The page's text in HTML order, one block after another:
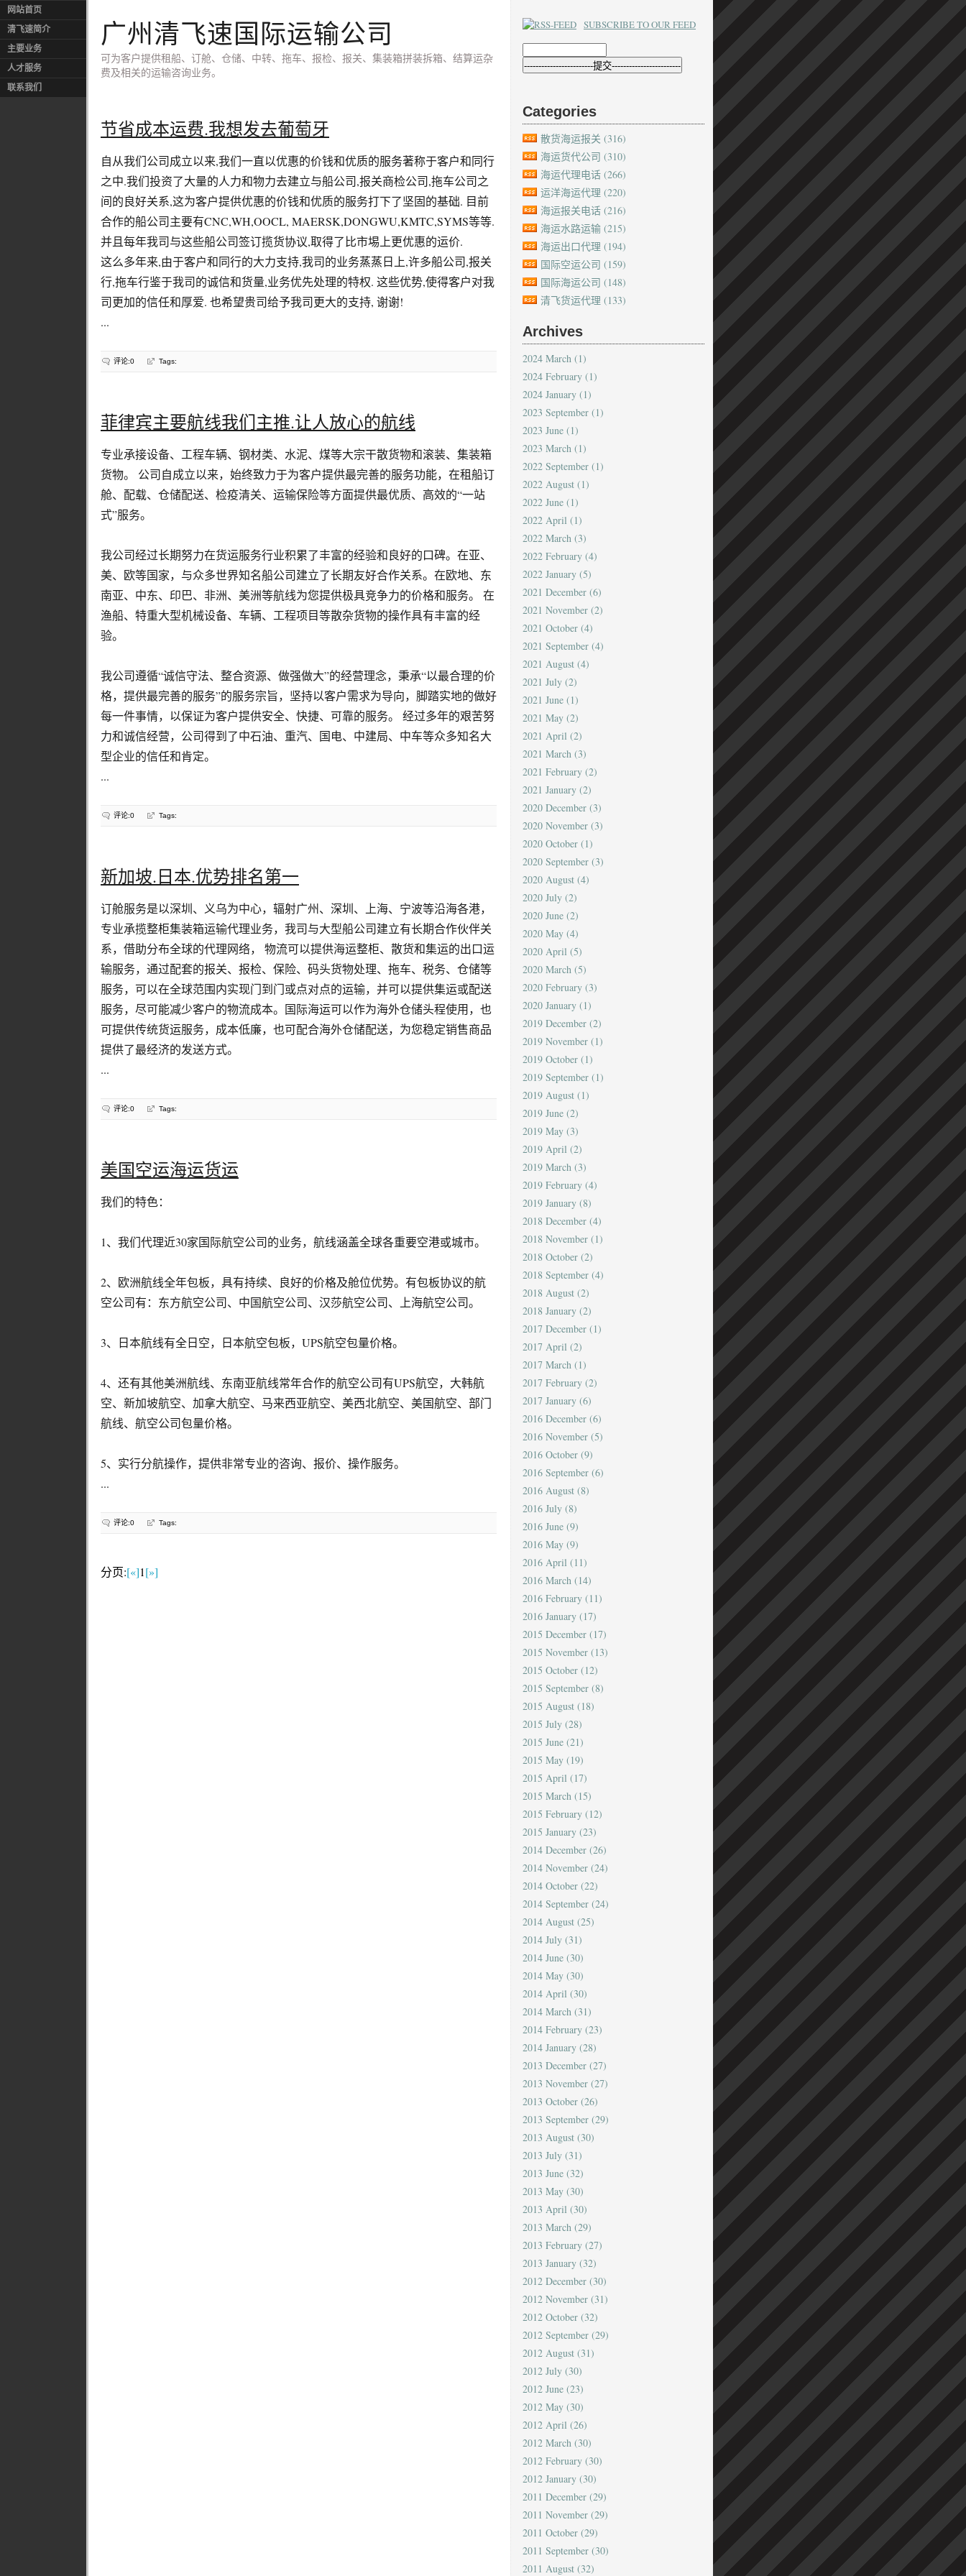
网站首页
清飞速简介
主要业务
人才服务
联系我们
广州清飞速国际运输公司
可为客户提供租船、订舱、仓储、中转、拖车、报检、报关、集装箱拼装拆箱、结算运杂
费及相关的运输咨询业务。
节省成本运费.我想发去葡萄牙
自从我们公司成立以来,我们一直以优惠的价钱和优质的服务著称于客户和同行
之中.我们投资了大量的人力和物力去建立与船公司,报关商检公司,拖车公司之
间的良好关系,这为客户提供优惠的价钱和优质的服务打下了坚固的基础. 目前
合作的船公司主要有CNC,WH,OOCL, MAERSK,DONGWU,KMTC,SYMS等等.
并且每年我司与这些船公司签订揽货协议,取得了比市埸上更优惠的运价.
这么多年来,由于客户和同行的大力支持,我司的业务蒸蒸日上,许多船公司,报关
行,拖车行鉴于我司的诚信和货量,业务优先处理的特权. 这些优势,使得客户对我
司更加的信任和厚爱. 也希望贵司给予我司更大的支持, 谢谢!
...
评论:0 Tags:
菲律宾主要航线我们主推.让人放心的航线
专业承接设备、工程车辆、钢材类、水泥、煤等大宗干散货物和滚装、集装箱
货物。 公司自成立以来，始终致力于为客户提供最完善的服务功能，在租船订
舱、配载、仓储配送、检疫清关、运输保险等方面提供最优质、高效的“一站
式”服务。
我公司经过长期努力在货运服务行业积累了丰富的经验和良好的口碑。在亚、
美、欧等国家，与众多世界知名船公司建立了长期友好合作关系。在欧地、东
南亚、中东、印巴、非洲、美洲等航线为您提供极具竞争力的价格和服务。 在
渔船、特重大型机械设备、车辆、工程项目等散杂货物的操作具有丰富的经
验。
我公司遵循“诚信守法、整合资源、做强做大”的经营理念，秉承“以最合理的价
格，提供最完善的服务”的服务宗旨，坚持以客户需求为导向，脚踏实地的做好
每一件事情，以保证为客户提供安全、快捷、可靠的服务。 经过多年的艰苦努
力和诚信经营，公司得到了中石油、重汽、国电、中建局、中车等众多知名大
型企业的信任和肯定。
...
评论:0 Tags:
新加坡.日本.优势排名第一
订舱服务是以深圳、义乌为中心，辐射广州、深圳、上海、宁波等沿海各港，
专业承揽整柜集装箱运输代理业务，我司与大型船公司建立有长期合作伙伴关
系，借助分布全球的代理网络， 物流可以提供海运整柜、散货和集运的出口运
输服务，通过配套的报关、报检、保险、码头货物处理、拖车、税务、仓储等
服务，可以在全球范围内实现门到门或点对点的运输，并可以提供集运或配送
服务，尽可能减少客户的物流成本。国际海运可以作为海外仓储头程使用，也
可提供传统货运服务，成本低廉，也可配合海外仓储配送，为您稳定销售商品
提供了最经济的发送方式。
...
评论:0 Tags:
美国空运海运货运
我们的特色：
1、我们代理近30家国际航空公司的业务，航线涵盖全球各重要空港或城市。
2、欧洲航线全年包板，具有持续、良好的价格及舱位优势。有包板协议的航
空公司有：东方航空公司、中国航空公司、汉莎航空公司、上海航空公司。
3、日本航线有全日空，日本航空包板，UPS航空包量价格。
4、还有其他美洲航线、东南亚航线常年合作的航空公司有UPS航空，大韩航
空、新加坡航空、加拿大航空、马来西亚航空、美西北航空、美国航空、部门
航线、航空公司包量价格。
5、实行分航操作，提供非常专业的咨询、报价、操作服务。
...
评论:0 Tags:
分页:[«]1[»]
SUBSCRIBE TO OUR FEED
Categories
散货海运报关 (316)
海运货代公司 (310)
海运代理电话 (266)
运洋海运代理 (220)
海运报关电话 (216)
海运水路运输 (215)
海运出口代理 (194)
国际空运公司 (159)
国际海运公司 (148)
清飞货运代理 (133)
Archives
2024 March (1)
2024 February (1)
2024 January (1)
2023 September (1)
2023 June (1)
2023 March (1)
2022 September (1)
2022 August (1)
2022 June (1)
2022 April (1)
2022 March (3)
2022 February (4)
2022 January (5)
2021 December (6)
2021 November (2)
2021 October (4)
2021 September (4)
2021 August (4)
2021 July (2)
2021 June (1)
2021 May (2)
2021 April (2)
2021 March (3)
2021 February (2)
2021 January (2)
2020 December (3)
2020 November (3)
2020 October (1)
2020 September (3)
2020 August (4)
2020 July (2)
2020 June (2)
2020 May (4)
2020 April (5)
2020 March (5)
2020 February (3)
2020 January (1)
2019 December (2)
2019 November (1)
2019 October (1)
2019 September (1)
2019 August (1)
2019 June (2)
2019 May (3)
2019 April (2)
2019 March (3)
2019 February (4)
2019 January (8)
2018 December (4)
2018 November (1)
2018 October (2)
2018 September (4)
2018 August (2)
2018 January (2)
2017 December (1)
2017 April (2)
2017 March (1)
2017 February (2)
2017 January (6)
2016 December (6)
2016 November (5)
2016 October (9)
2016 September (6)
2016 August (8)
2016 July (8)
2016 June (9)
2016 May (9)
2016 April (11)
2016 March (14)
2016 February (11)
2016 January (17)
2015 December (17)
2015 November (13)
2015 October (12)
2015 September (8)
2015 August (18)
2015 July (28)
2015 June (21)
2015 May (19)
2015 April (17)
2015 March (15)
2015 February (12)
2015 January (23)
2014 December (26)
2014 November (24)
2014 October (22)
2014 September (24)
2014 August (25)
2014 July (31)
2014 June (30)
2014 May (30)
2014 April (30)
2014 March (31)
2014 February (23)
2014 January (28)
2013 December (27)
2013 November (27)
2013 October (26)
2013 September (29)
2013 August (30)
2013 July (31)
2013 June (32)
2013 May (30)
2013 April (30)
2013 March (29)
2013 February (27)
2013 January (32)
2012 December (30)
2012 November (31)
2012 October (32)
2012 September (29)
2012 August (31)
2012 July (30)
2012 June (23)
2012 May (30)
2012 April (26)
2012 March (30)
2012 February (30)
2012 January (30)
2011 December (29)
2011 November (29)
2011 October (29)
2011 September (30)
2011 August (32)